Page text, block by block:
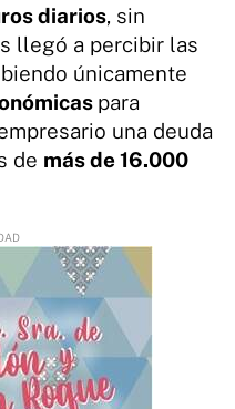
diarios, sin
llegó a percibir las
únicamente
para
una deuda
de más de 16.000